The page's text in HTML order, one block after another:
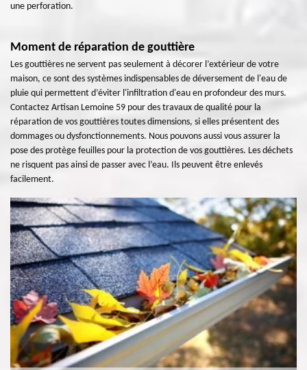
une perforation.
Moment de réparation de gouttière
Les gouttières ne servent pas seulement à décorer l’extérieur de votre
maison, ce sont des systèmes indispensables de déversement de l'eau de
pluie qui permettent d’éviter l'infiltration d'eau en profondeur des murs.
Contactez Artisan Lemoine 59 pour des travaux de qualité pour la
réparation de vos gouttières toutes dimensions, si elles présentent des
dommages ou dysfonctionnements. Nous pouvons aussi vous assurer la
pose des protège feuilles pour la protection de vos gouttières. Les déchets
ne risquent pas ainsi de passer avec l’eau. Ils peuvent être enlevés
facilement.